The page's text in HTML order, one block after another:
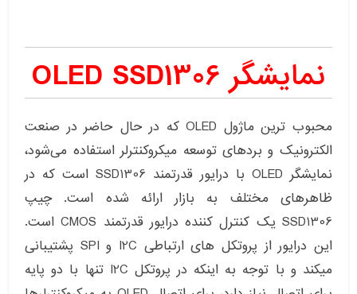
نمایشگر OLED SSD1306
محبوب ترین ماژول OLED که در حال حاضر در صنعت
الکترونیک و بردهای توسعه میکروکنترلر استفاده می‌شود،
نمایشگر OLED با درایور قدرتمند SSD1306 است که در
ظاهرهای مختلف به بازار ارائه شده است. چیپ
SSD1306 یک کنترل کننده درایور قدرتمند CMOS است.
این درایور از پروتکل های ارتباطی I2C و SPI پشتیبانی
میکند و با توجه به اینکه در پروتکل I2C تنها با دو پایه